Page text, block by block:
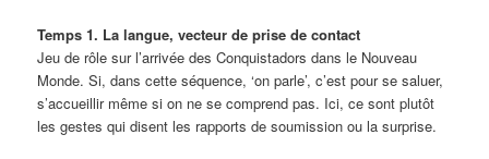
Temps 1. La langue, vecteur de prise de contact
Jeu de rôle sur l’arrivée des Conquistadors dans le Nouveau
Monde. Si, dans cette séquence, ‘on parle’, c’est pour se saluer,
s’accueillir même si on ne se comprend pas. Ici, ce sont plutôt
les gestes qui disent les rapports de soumission ou la surprise.